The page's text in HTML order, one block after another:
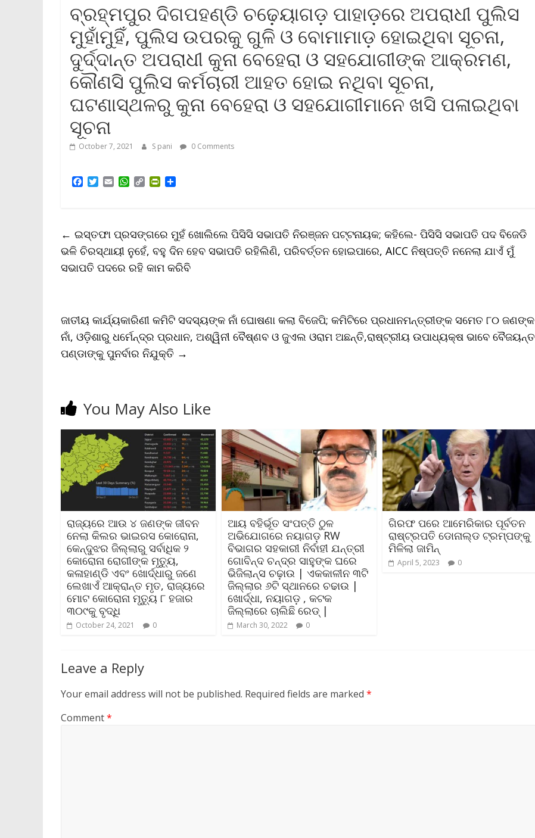
ବ୍ରହ୍ମପୁର ଦିଗପହଣ୍ଡି ଚଢ଼େୟାଗଡ଼ ପାହାଡ଼ରେ ଅପରାଧୀ ପୁଲିସ
ମୁହାଁମୁହିଁ, ପୁଲିସ ଉପରକୁ ଗୁଳି ଓ ବୋମାମାଡ଼ ହୋଇଥିବା ସୂଚନା,
ଦୁର୍ଦ୍ଦାନ୍ତ ଅପରାଧୀ କୁନା ବେହେରା ଓ ସହଯୋଗୀଙ୍କ ଆକ୍ରମଣ,
କୌଣସି ପୁଲିସ କର୍ମଚାରୀ ଆହତ ହୋଇ ନଥିବା ସୂଚନା,
ଘଟଣାସ୍ଥଳରୁ କୁନା ବେହେରା ଓ ସହଯୋଗୀମାନେ ଖସି ପଳାଇଥିବା
ସୂଚନା
October 7, 2021 S pani 0 Comments
o
o
k
T
e
r
E
W
A
p
p
C
i
n
k
P
F
r
i
e
← ଇସ୍ତଫା ପ୍ରସଙ୍ଗରେ ମୁହଁ ଖୋଲିଲେ ପିସିସି ସଭାପତି ନିରଞ୍ଜନ ପଟ୍ଟନାୟକ; କହିଲେ- ପିସିସି ସଭାପତି ପଦ ବିଜେଡି
ଭଳି ଚିରସ୍ଥାୟୀ ନୁହେଁ, ବହୁ ଦିନ ହେବ ସଭାପତି ରହିଲିଣି, ପରିବର୍ତ୍ତନ ହୋଇପାରେ, AICC ନିଷ୍ପତ୍ତି ନନେଲା ଯାଏଁ ମୁଁ
ସଭାପତି ପଦରେ ରହି କାମ କରିବି
ଜାତୀୟ କାର୍ଯ୍ୟକାରିଣୀ କମିଟି ସଦସ୍ୟଙ୍କ ନାଁ ଘୋଷଣା କଲା ବିଜେପି; କମିଟିରେ ପ୍ରଧାନମନ୍ତ୍ରୀଙ୍କ ସମେତ ୮୦ ଜଣଙ୍କ
ନାଁ, ଓଡ଼ିଶାରୁ ଧର୍ମେନ୍ଦ୍ର ପ୍ରଧାନ, ଅଶ୍ୱିନୀ ବୈଷ୍ଣବ ଓ ଜୁଏଲ ଓରାମ ଅଛନ୍ତି,ରାଷ୍ଟ୍ରୀୟ ଉପାଧ୍ୟକ୍ଷ ଭାବେ ବୈଜୟନ୍ତ
ପଣ୍ଡାଙ୍କୁ ପୁନର୍ବାର ନିଯୁକ୍ତି →
You May Also Like
ରାଜ୍ୟରେ ଆଉ ୪ ଜଣଙ୍କ ଜୀବନ
ନେଲା କିଲର ଭାଇରସ କୋରୋନା,
କେନ୍ଦୁଝର ଜିଲ୍ଲାରୁ ସର୍ବାଧିକ ୨
କୋରୋନା ରୋଗୀଙ୍କ ମୃତ୍ୟୁ,
କଳାହାଣ୍ଡି ଏବଂ ଖୋର୍ଦ୍ଧାରୁ ଜଣେ
ଲେଖାଏଁ ଆକ୍ରାନ୍ତ ମୃତ, ରାଜ୍ୟରେ
ମୋଟ କୋରୋନା ମୃତ୍ୟୁ ୮ ହଜାର
୩୦୯କୁ ବୃଦ୍ଧି
October 24, 2021 0
ଆୟ ବହିର୍ଭୂତ ସଂପତ୍ତି ଠୁଳ
ଅଭିଯୋଗରେ ନୟାଗଡ଼ RW
ବିଭାଗର ସହକାରୀ ନିର୍ବାହୀ ଯନ୍ତ୍ରୀ
ଗୋବିନ୍ଦ ଚନ୍ଦ୍ର ସାହୁଙ୍କ ଘରେ
ଭିଜିଲାନ୍ସ ଚଢ଼ାଉ | ଏକକାଳୀନ ୩ଟି
ଜିଲ୍ଲାର ୬ଟି ସ୍ଥାନରେ ଚଢାଉ |
ଖୋର୍ଦ୍ଧା, ନୟାଗଡ଼ , କଟକ
ଜିଲ୍ଲାରେ ଚାଲିଛି ରେଡ୍‌ |
March 30, 2022 0
ଗିରଫ ପରେ ଆମେରିକାର ପୂର୍ବତନ
ରାଷ୍ଟ୍ରପତି ଡୋନାଲ୍ଡ ଟ୍ରମ୍ପଙ୍କୁ
ମିଳିଲା ଜାମିନ୍
April 5, 2023 0
Leave a Reply
Your email address will not be published. Required fields are marked *
Comment*